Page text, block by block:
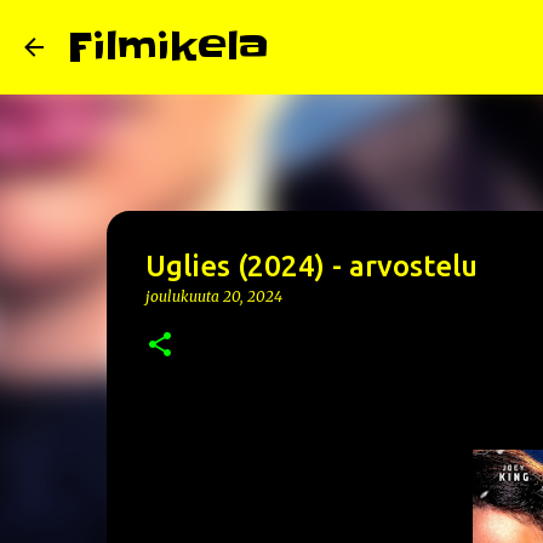
Filmikela
Uglies (2024) - arvostelu
joulukuuta 20, 2024